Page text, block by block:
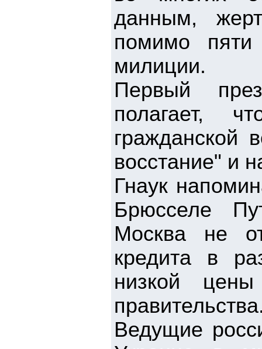
данным,
помимо пяти
милиции.
Первый
полагает,
гражданской
восстание" и
Гнаук
Брюсселе
Москва не
кредита в
низкой
Ведущие